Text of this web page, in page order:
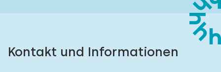
Kontakt und Informationen